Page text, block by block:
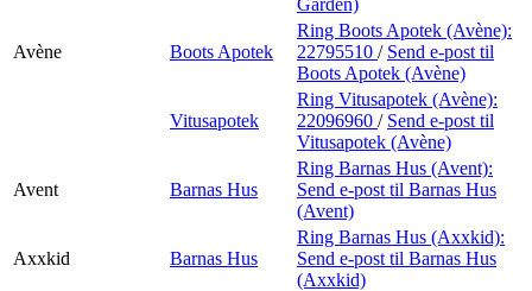
Avène Boots Apotek
Ring Boots Apotek (Avène):
22795510 / Send e-post til
Boots Apotek (Avène)
Vitusapotek
Ring Vitusapotek (Avène):
22096960 / Send e-post til
Vitusapotek (Avène)
Avent Barnas Hus
Ring Barnas Hus (Avent):
Send e-post til Barnas Hus
(Avent)
Axxkid Barnas Hus
Ring Barnas Hus (Axxkid):
Send e-post til Barnas Hus
(Axxkid)